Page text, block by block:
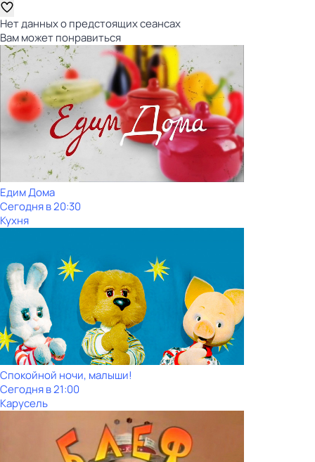
Нет данных о предстоящих сеансах
Вам может понравиться
Едим Дома
Сегодня в 20:30
Кухня
Спокойной ночи, малыши!
Сегодня в 21:00
Карусель